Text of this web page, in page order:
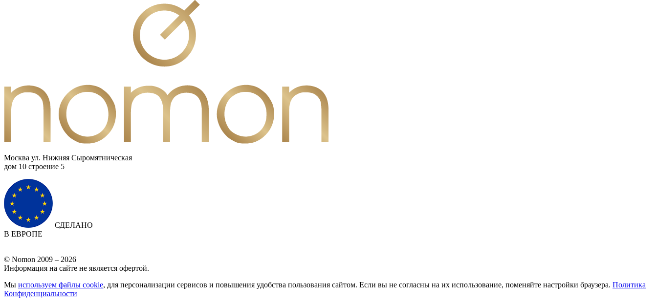
Москва ул. Нижняя Сыромятническая
дом 10 cтроение 5
СДЕЛАНО
В ЕВРОПЕ
© Nomon 2009 – 2026
Информация на сайте не является офертой.
Мы используем файлы cookie, для персонализации сервисов и повышения удобства пользования сайтом. Если вы не согласны на их использование, поменяйте настройки браузера. Политика
Конфиденциальности